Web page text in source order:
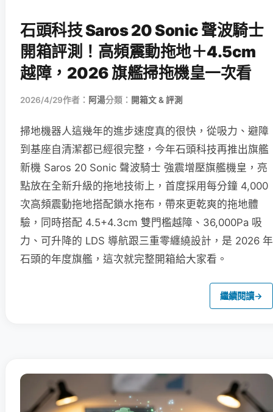
石頭科技 Saros 20 Sonic 聲波騎士
開箱評測！高頻震動拖地＋4.5cm
越障，2026 旗艦掃拖機皇一次看
2026/4/29作者： 阿湯分類： 開箱文 & 評測
掃地機器人這幾年的進步速度真的很快，從吸力、避障
到基座自清潔都已經很完整，今年石頭科技再推出旗艦
新機 Saros 20 Sonic 聲波騎士 強震增壓旗艦機皇，亮
點放在全新升級的拖地技術上，首度採用每分鐘 4,000
次高頻震動拖地搭配鎖水拖布，帶來更乾爽的拖地體
驗，同時搭配 4.5+4.3cm 雙門檻越障、36,000Pa 吸
力、可升降的 LDS 導航跟三重零纏繞設計，是 2026 年
石頭的年度旗艦，這次就完整開箱給大家看。
繼續閱讀→